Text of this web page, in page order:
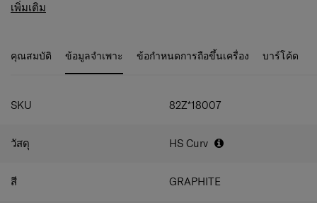
กระแทกได้ดี คอยปกป้องสัมภาระด้านในอย่างปลอดภัย พร้อม
ฟังก์ชั่นการใช้งานที่ครบครันและคุ้มค่า ดีไซน์เรียบหรู ตกแต่ง
ทำให้กระเป๋าเดินทางจาก Samsonite Black Lable รุ่น
CUBELITE มีความโดดเด่น และเสริมลุคให้การเดินทางของ
คุณ มีสไตล์มากยิ่งขึ้น
คุณสมบัติสินค้า
ล้อ 4 ล้อคู่.
ล้อหมุน 360 องศา เพื่อความคล่องตัวในการใช้งาน
ระบบความปลอดภัย TSA Lock
สายรัดสัมภาระ และ แผงกั้นซิป 2 ฝั่ง ป้องกันการ
เพิ่มเติม
คุณสมบัติ ข้อมูลจำเพาะ ข้อกำหนดการถือขึ้นเครื่อง บาร์โค้ด
SKU 82Z*18007
วัสดุ HS Curv
สี GRAPHITE